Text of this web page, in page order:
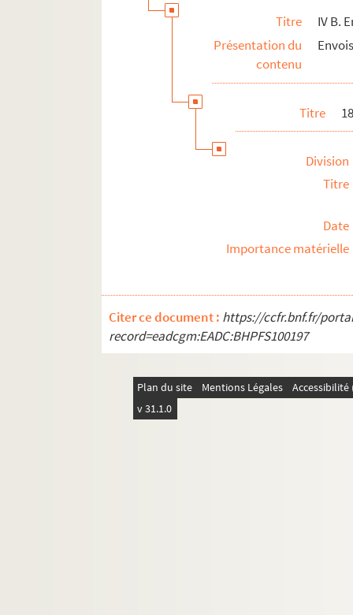
2-MS-FS-28-15. XI. Requêtes et suppliques
8-MS-FS-28-01. Recueil de 160 enveloppes de
Titre
IV B.
Présentation du
contenu
Titre
Division
Titre
Date
Importance matérielle
Citer ce document : https://ccfr.bnf.fr/
record=eadcgm:EADC:BHPFS100197
Plan du site Mentions Légales
v 31.1.0